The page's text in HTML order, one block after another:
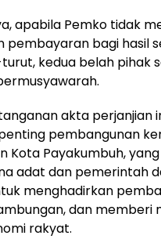
apabila Pemko tidak
pembayaran bagi hasil
kedua belah pihak
akta perjanjian
pembangunan
Kota Payakumbuh,
adat dan pemerintah
menghadirkan
dan memberi
rakyat.